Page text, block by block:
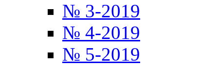
№ 3-2019
№ 4-2019
№ 5-2019